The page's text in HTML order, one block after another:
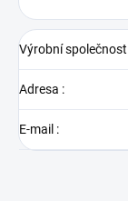
Výrobní společnost
Adresa :
E-mail :